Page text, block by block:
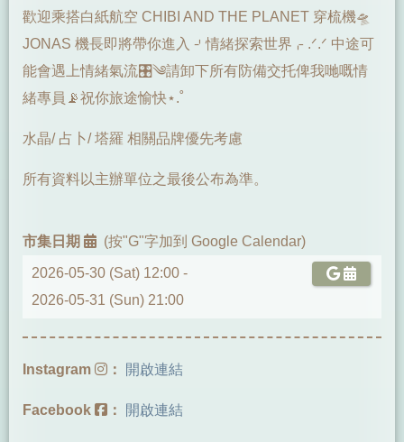
歡迎乘搭白紙航空 CHIBI AND THE PLANET 穿梳機🛸
JONAS 機長即將帶你進入 ⌏情緒探索世界⌌ .ᐟ.ᐟ 中途可
能會遇上情緒氣流🎛️༄請卸下所有防備交托俾我哋嘅情
緒專員📡祝你旅途愉快⋆.˚
水晶/ 占卜/ 塔羅 相關品牌優先考慮
所有資料以主辦單位之最後公布為準。
市集日期 (按"G"字加到 Google Calendar)
2026-05-30 (Sat) 12:00 -
2026-05-31 (Sun) 21:00
Instagram ： 開啟連結
Facebook ： 開啟連結